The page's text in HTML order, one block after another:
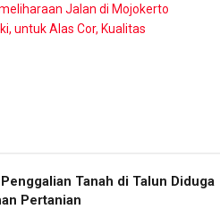
Jalan di Mojokerto
untuk Alas Cor, Kualitas
Tanah di Talun Diduga
Pertanian